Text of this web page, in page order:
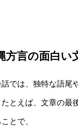
方言の面白い
では、独特な語尾
とえば、文章の最
とで、